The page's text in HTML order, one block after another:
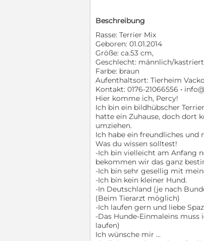
Beschreibung
Rasse: Terrier Mix
Geboren: 01.01.2014
Größe: ca.53 cm,
Geschlecht: männlich/kastriert
Farbe: braun
Aufenthaltsort: Tierheim
Kontakt: 0176-21066556 •
Hier komme ich, Percy!
Ich bin ein bildhübscher
hatte ein Zuhause, doch dort
umziehen.
Ich habe ein freundliches und
Was du wissen solltest!
-Ich bin vielleicht am Anfang
bekommen wir das ganz
-Ich bin sehr gesellig mit
-Ich bin kein kleiner Hund.
-In Deutschland (je nach
(Beim Tierarzt möglich)
-Ich laufen gern und liebe
-Das Hunde-Einmaleins
laufen)
Ich wünsche mir …